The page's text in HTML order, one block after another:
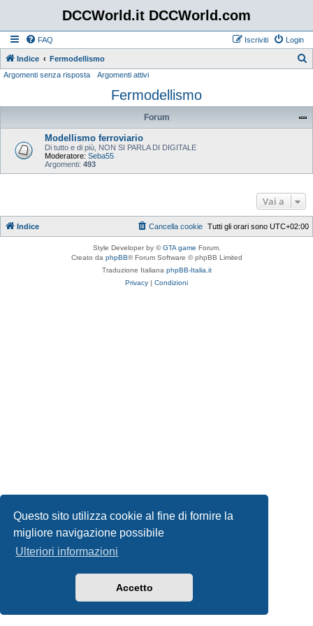
Questo sito utilizza cookie al fine di fornire la
migliore navigazione possibile
Ulteriori informazioni
Accetto
DCCWorld.it DCCWorld.com
FAQ Login
Iscriviti
Indice Fermodellismo
c
Argomenti senza risposta Argomenti attivi
Fermodellismo
Forum
Modellismo ferroviario
Di tutto e di più, NON SI PARLA DI DIGITALE
Moderatore: Seba55
Argomenti: 493
Vai a
Indice Tutti gli orari sono UTC+02:00
Cancella cookie
Style Developer by ©GTA game Forum.
Creato da phpBB® Forum Software © phpBB Limited
Traduzione Italiana phpBB-Italia.it
Privacy | Condizioni